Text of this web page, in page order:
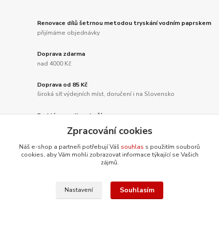
Renovace dílů šetrnou metodou tryskání vodním paprskem
přijímáme objednávky
Doprava zdarma
nad 4000 Kč
Doprava od 85 Kč
široká síť výdejních míst, doručení i na Slovensko
Rychlá expedice zboží
slevy!
Zpracování cookies
Náš e-shop a partneři potřebují Váš souhlas s použitím souborů
cookies, aby Vám mohli zobrazovat informace týkající se Vašich
zájmů.
Nastavení Souhlasím